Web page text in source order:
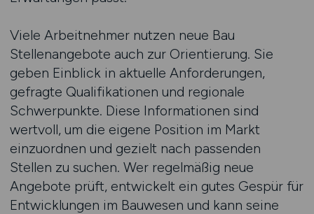
Viele Arbeitnehmer nutzen neue Bau
Stellenangebote auch zur Orientierung. Sie
geben Einblick in aktuelle Anforderungen,
gefragte Qualifikationen und regionale
Schwerpunkte. Diese Informationen sind
wertvoll, um die eigene Position im Markt
einzuordnen und gezielt nach passenden
Stellen zu suchen. Wer regelmäßig neue
Angebote prüft, entwickelt ein gutes Gespür für
Entwicklungen im Bauwesen und kann seine